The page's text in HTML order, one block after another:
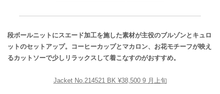
段ボールニットにスエード加工を施した素材が主役のブルゾンとキュロ
ットのセットアップ。コーヒーカップとマカロン、お花モチーフが映え
るカットソーで少しリラックスして着こなすのがおすすめ。
Jacket No.214521 BK ¥38,500 9 月上旬